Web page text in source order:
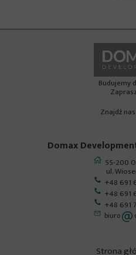
Budujemy
Znajdź
Domax
55-200
ul.
+48 691
+48 691
+48 691
biuro
Strona